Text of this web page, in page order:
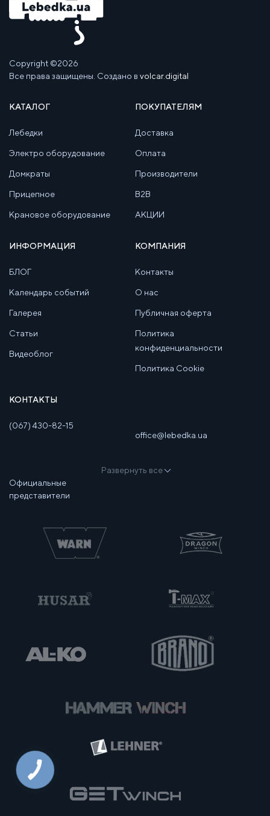
Copyright ©2026
Все права защищены. Создано в volcar.digital
КАТАЛОГ
Лебедки
Электро оборудование
Домкраты
Прицепное
Крановое оборудование
ПОКУПАТЕЛЯМ
Доставка
Оплата
Производители
B2B
АКЦИИ
ИНФОРМАЦИЯ
БЛОГ
Календарь событий
Галерея
Статьи
Видеоблог
КОМПАНИЯ
Контакты
О нас
Публичная оферта
Политика
конфиденциальности
Политика Cookie
КОНТАКТЫ
(067) 430-82-15
office@lebedka.ua
Развернуть все
Официальные
представители